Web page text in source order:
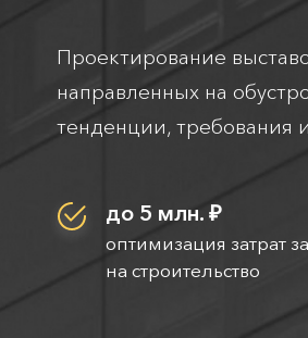
Проектирование
направленных на
тенденции, требования
до 5 млн. ₽
оптимизация затрат
на строительство